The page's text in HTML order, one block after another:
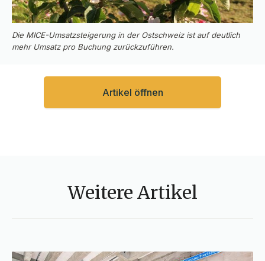
Die MICE-Umsatzsteigerung in der Ostschweiz ist auf deutlich
mehr Umsatz pro Buchung zurückzuführen.
Artikel öffnen
Weitere Artikel